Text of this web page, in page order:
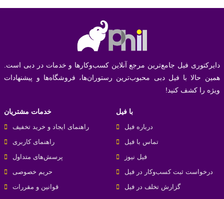
برای خرید و سرمایه‌گذاری در پروژه گلف دیل امروز اقدام کنید و
یکی از واحدهای مسکونی این پروژه را از آن خود کنید!
با جستجو در فیل، می‌توانید به راحتی پروژه‌های مسکونی
و فرصت‌های سرمایه‌گذاری مناسب را پیدا کنید و
خدمات مشتریان
راهنمای ایجاد و خرید تخفیف
راهنمای کاربری
پرسش‌های متداول
حریم خصوصی
قوانین و مقررات
با فیل
درباره فیل
تماس با فیل
فیل نیوز
درخواست ثبت کسب‌و‌کار در فیل
گزارش تخلف در فیل
دایرکتوری فیل جامع‌ترین مرجع آنلاین کسب‌وکارها و خدمات در دبی است.
همین حالا با فیل دبی محبوب‌ترین رستوران‌ها، فروشگاه‌ها و پیشنهادات
ویژه را کشف کنید!